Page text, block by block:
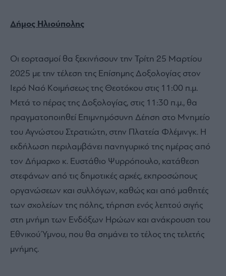
Δήμος Ηλιούπολης
Οι εορτασμοί θα ξεκινήσουν την Τρίτη 25 Μαρτίου
2025 με την τέλεση της Επίσημης Δοξολογίας στον
Ιερό Ναό Κοιμήσεως της Θεοτόκου στις 11:00 π.μ.
Μετά το πέρας της Δοξολογίας, στις 11:30 π.μ., θα
πραγματοποιηθεί Επιμνημόσυνη Δέηση στο Μνημείο
του Αγνώστου Στρατιώτη, στην Πλατεία Φλέμινγκ. Η
εκδήλωση περιλαμβάνει πανηγυρικό της ημέρας από
τον Δήμαρχο κ. Ευστάθιο Ψυρρόπουλο, κατάθεση
στεφάνων από τις δημοτικές αρχές, εκπροσώπους
οργανώσεων και συλλόγων, καθώς και από μαθητές
των σχολείων της πόλης, τήρηση ενός λεπτού σιγής
στη μνήμη των Ενδόξων Ηρώων και ανάκρουση του
Εθνικού Ύμνου, που θα σημάνει το τέλος της τελετής
μνήμης.